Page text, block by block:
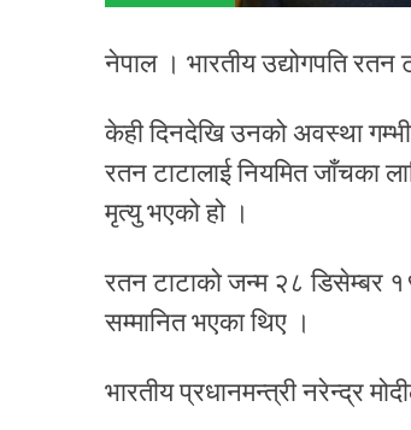
नेपाल । भारतीय उद्योगपति रतन
केही दिनदेखि उनको अवस्था
रतन टाटालाई नियमित जाँचका
मृत्यु भएको हो ।
रतन टाटाको जन्म २८ डिसेम्बर
सम्मानित भएका थिए ।
भारतीय प्रधानमन्त्री नरेन्द्र